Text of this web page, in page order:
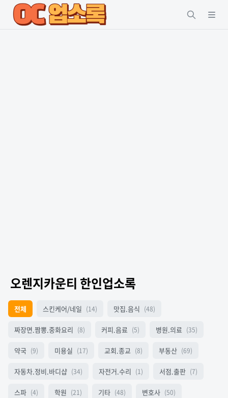
오렌지카운티 한인업소록
전체 스킨케어/네일 (14) 맛집.음식 (48)
짜장면.짬뽕.중화요리 (8) 커피.음료 (5) 병원.의료 (35)
약국 (9) 미용실 (17) 교회.종교 (8) 부동산 (69)
자동차.정비.바디샵 (34) 자전거.수리 (1) 서점.출판 (7)
스파 (4) 학원 (21) 기타 (48) 변호사 (50)